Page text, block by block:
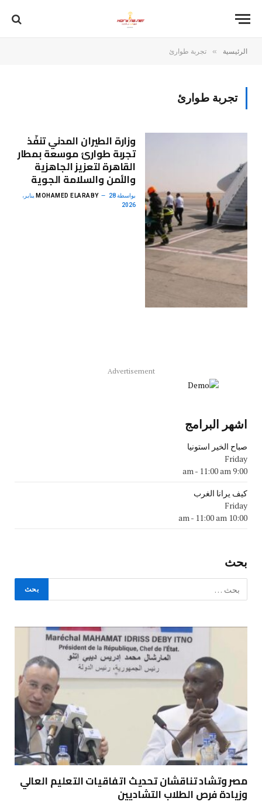
الرئيسية » تجربة طوارئ
تجربة طوارئ
وزارة الطيران المدني تنفّذ
تجربة طوارئ موسعة بمطار
القاهرة لتعزيز الجاهزية
والأمن والسلامة الجوية
بواسطة MOHAMED ELARABY 28 يناير،
2026
Advertisement
اشهر البرامج
صباح الخير استونيا
Friday
9:00 am
- 11:00 am
كيف يرانا الغرب
Friday
10:00 am
- 11:00 am
بحث
مصر وتشاد تناقشان تحديث اتفاقيات التعليم العالي
وزيادة فرص الطلاب التشاديين